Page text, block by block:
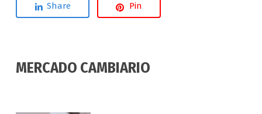
Share Pin
MERCADO CAMBIARIO